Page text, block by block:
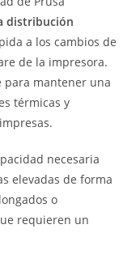
distribución
a los cambios de
de la impresora.
para mantener una
térmicas y
necesaria
elevadas de forma
o
requieren un